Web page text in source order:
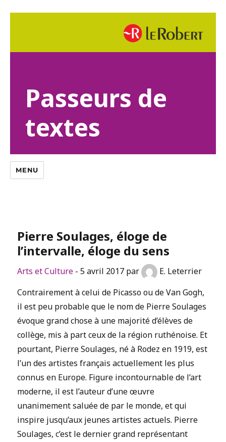
Passeurs de
textes
MENU
Pierre Soulages, éloge de
l’intervalle, éloge du sens
Arts et Culture - 5 avril 2017 par
E. Leterrier
Contrairement à celui de Picasso ou de Van Gogh,
il est peu probable que le nom de Pierre Soulages
évoque grand chose à une majorité d’élèves de
collège, mis à part ceux de la région ruthénoise. Et
pourtant, Pierre Soulages, né à Rodez en 1919, est
l’un des artistes français actuellement les plus
connus en Europe. Figure incontournable de l’art
moderne, il est l’auteur d’une œuvre
unanimement saluée de par le monde, et qui
inspire jusqu’aux jeunes artistes actuels. Pierre
Soulages, c’est le dernier grand représentant